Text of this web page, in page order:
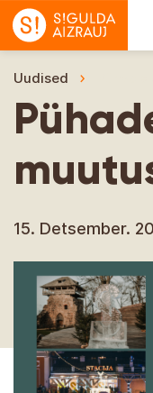
Uudised
15. Detsember.